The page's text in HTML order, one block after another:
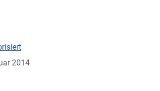
2014